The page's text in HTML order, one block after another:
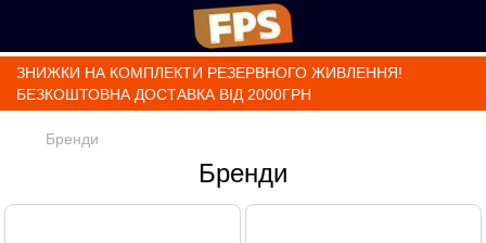
ЗНИЖКИ НА КОМПЛЕКТИ РЕЗЕРВНОГО ЖИВЛЕННЯ!
БЕЗКОШТОВНА ДОСТАВКА ВІД 2000ГРН
Бренди
Бренди